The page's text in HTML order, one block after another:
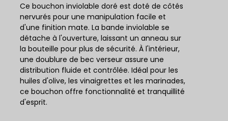
Ce bouchon inviolable doré est doté de côtés
nervurés pour une manipulation facile et
d'une finition mate. La bande inviolable se
détache à l'ouverture, laissant un anneau sur
la bouteille pour plus de sécurité. À l'intérieur,
une doublure de bec verseur assure une
distribution fluide et contrôlée. Idéal pour les
huiles d'olive, les vinaigrettes et les marinades,
ce bouchon offre fonctionnalité et tranquillité
d'esprit.